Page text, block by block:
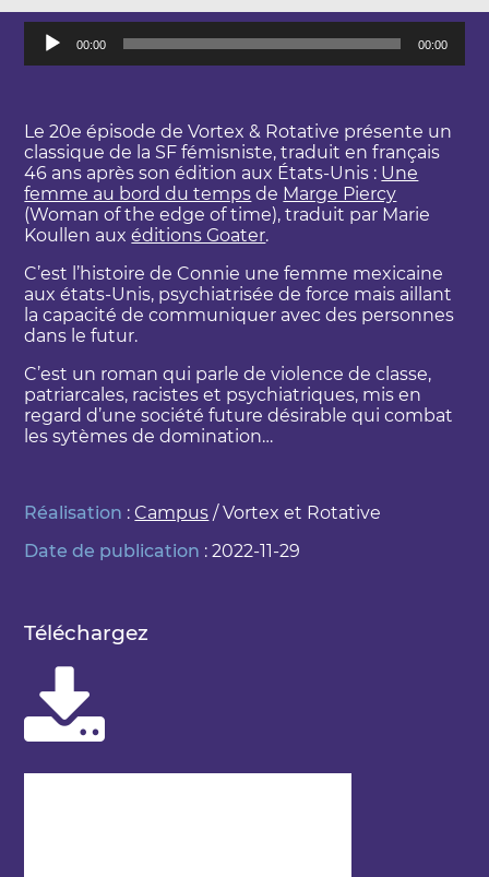
u
r
a
u
d
i
00:00 00:00
Le 20e épisode de Vortex & Rotative présente un
classique de la SF fémisniste, traduit en français
46 ans après son édition aux États-Unis : Une
femme au bord du temps de Marge Piercy
(Woman of the edge of time), traduit par Marie
Koullen auxéditions Goater.
C’est l’histoire de Connie une femme mexicaine
aux états-Unis, psychiatrisée de force mais aillant
la capacité de communiquer avec des personnes
dans le futur.
C’est un roman qui parle de violence de classe,
patriarcales, racistes et psychiatriques, mis en
regard d’une société future désirable qui combat
les sytèmes de domination…
Réalisation : Campus / Vortex et Rotative
Date de publication : 2022-11-29
Téléchargez